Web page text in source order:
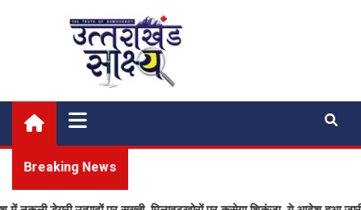
Uttarakhand Shakshya
My News Portal
Breaking News